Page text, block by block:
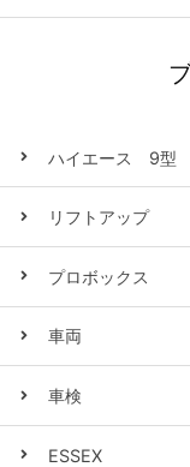
ハイエース 9型
リフトアップ
プロボックス
車両
車検
ESSEX